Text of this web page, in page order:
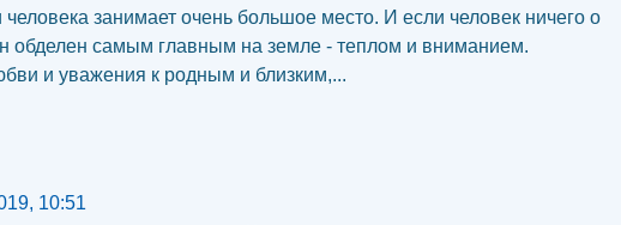
занимает очень большое место. И если человек ничего о
обделен самым главным на земле - теплом и вниманием.
и уважения к родным и близким,...
10:51